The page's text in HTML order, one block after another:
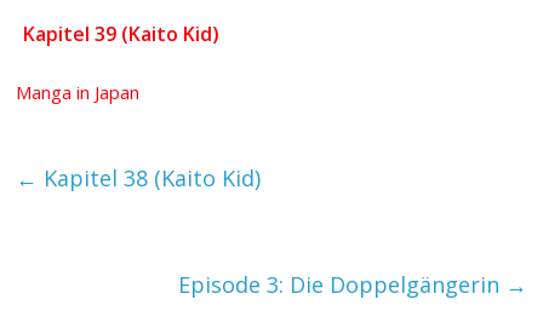
Kapitel 39 (Kaito Kid)
Manga in Japan
← Kapitel 38 (Kaito Kid)
Episode 3: Die Doppelgängerin →